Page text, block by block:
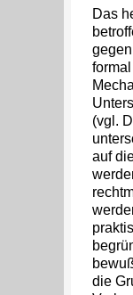
Das
(vgl.
auf
die